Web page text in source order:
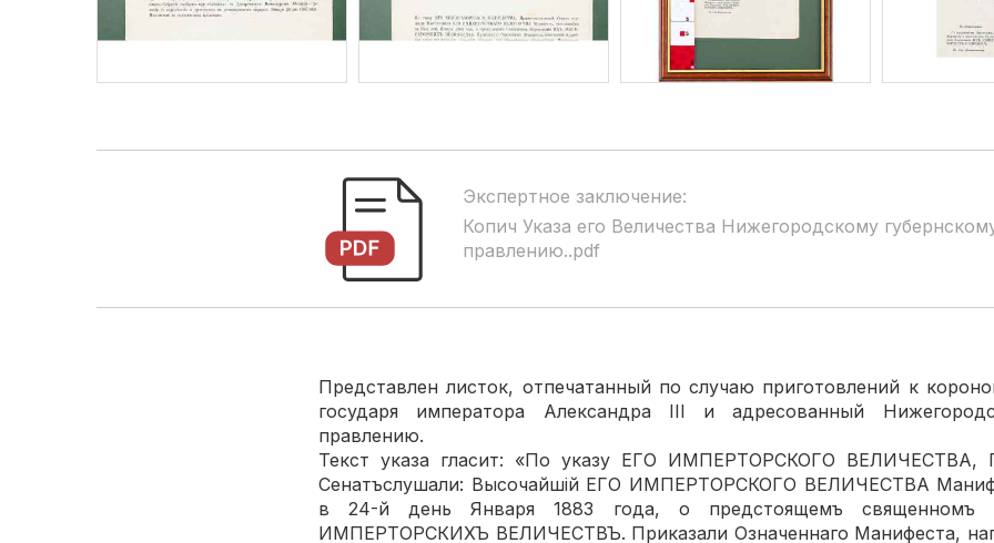
Экспертное заключение:
Копич Указа его Величества Нижегородскому
правлению..pdf
Представлен листок, отпечатанный по случаю приготовлений к
государя императора Александра III и адресованный
правлению.
Текст указа гласит: «По указу ЕГО ИМПЕРТОРСКОГО ВЕЛИЧЕСТВА,
Сенатъслушали: Высочайшій ЕГО ИМПЕРТОРСКОГО ВЕЛИЧЕСТВА
в 24-й день Января 1883 года, о предстоящемъ священномъ
ИМПЕРТОРСКИХЪ ВЕЛИЧЕСТВЪ. Приказали Означеннаго Манифеста,